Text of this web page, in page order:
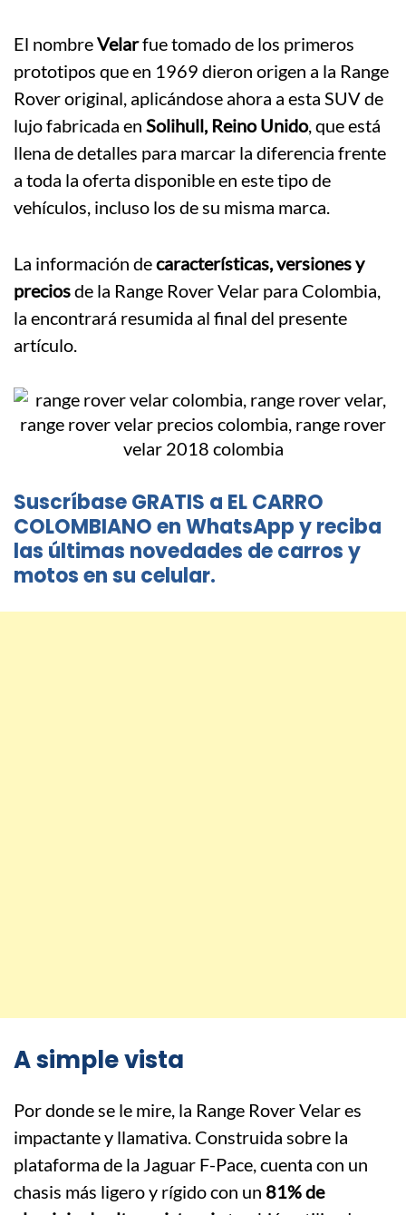
El nombreVelarfue tomado de los primeros
prototipos que en 1969 dieron origen a la Range
Rover original, aplicándose ahora a esta SUV de
lujo fabricada en Solihull, Reino Unido, que está
llena de detalles para marcar la diferencia frente
a toda la oferta disponible en este tipo de
vehículos, incluso los de su misma marca.
La información decaracterísticas, versiones y
preciosde la Range Rover Velar para Colombia,
la encontrará resumida al final del presente
artículo.
Suscríbase GRATIS a EL CARRO
COLOMBIANO en WhatsApp y reciba
las últimas novedades de carros y
motos en su celular.
A simple vista
Por donde se le mire, la Range Rover Velar es
impactante y llamativa. Construida sobre la
plataforma de la Jaguar F-Pace, cuenta con un
chasis más ligero y rígido con un 81% de